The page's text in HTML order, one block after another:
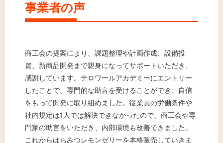
事業者の声
商工会の提案により、課題整理や計画作成、設備投
資、新商品開発まで親身になってサポートいただき、
感謝しています。テロワールアカデミーにエントリー
したことで、専門的な助言を受けることができ、自信
をもって開発に取り組めました。従業員の労働条件や
社内規定は1人では解決できなかったので、商工会や専
門家の助言をいただき、内部環境も改善できました。
これからはちみつレモンゼリーを本格販売していきま